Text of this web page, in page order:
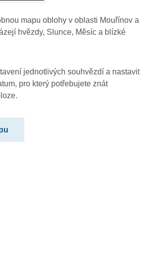
mapu oblohy v oblasti Mouřínov a
hvězdy, Slunce, Měsíc a blízké
jednotlivých souhvězdí a nastavit
pro který potřebujete znát